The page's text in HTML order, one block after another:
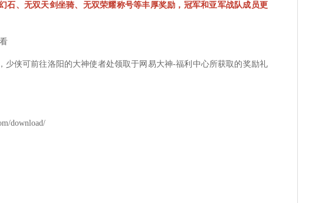
石、无双天剑坐骑、无双荣耀称号等丰厚奖励，冠军和亚军战队成员更
侠可前往洛阳的大神使者处领取于网易大神-福利中心所获取的奖励礼
download/